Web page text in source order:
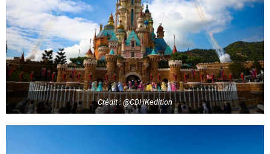
Crédit : @CDHKedition